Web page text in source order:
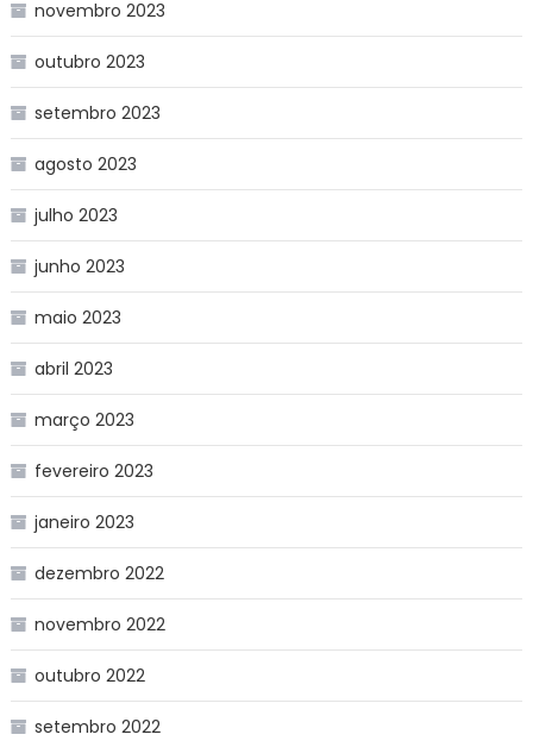
novembro 2023
outubro 2023
setembro 2023
agosto 2023
julho 2023
junho 2023
maio 2023
abril 2023
março 2023
fevereiro 2023
janeiro 2023
dezembro 2022
novembro 2022
outubro 2022
setembro 2022